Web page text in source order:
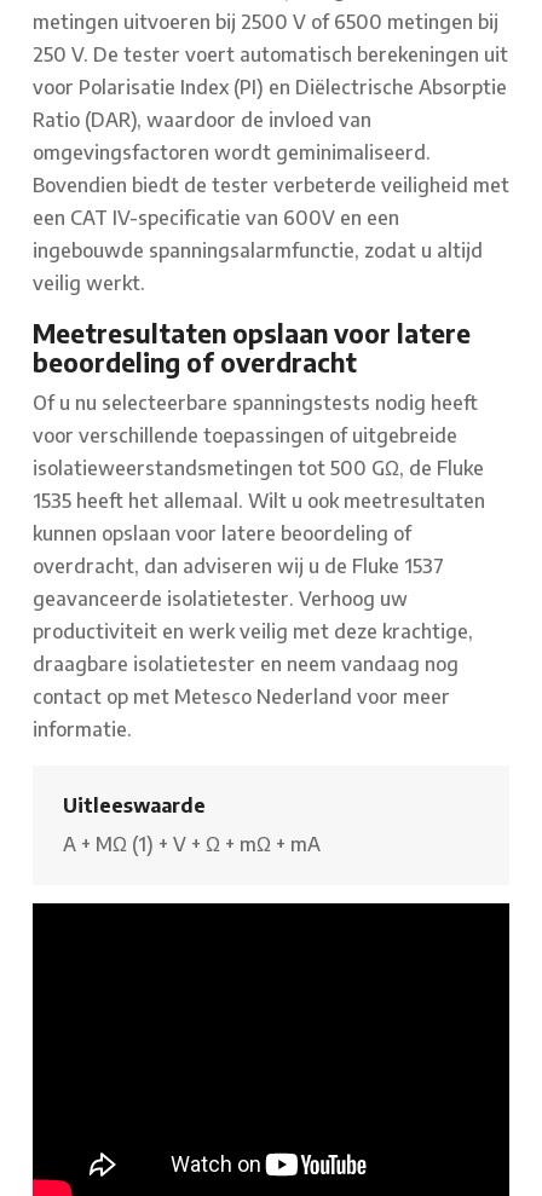
metingen uitvoeren bij 2500 V of 6500 metingen bij
250 V. De tester voert automatisch berekeningen uit
voor Polarisatie Index (PI) en Diëlectrische Absorptie
Ratio (DAR), waardoor de invloed van
omgevingsfactoren wordt geminimaliseerd.
Bovendien biedt de tester verbeterde veiligheid met
een CAT IV-specificatie van 600V en een
ingebouwde spanningsalarmfunctie, zodat u altijd
veilig werkt.
Meetresultaten opslaan voor latere
beoordeling of overdracht
Of u nu selecteerbare spanningstests nodig heeft
voor verschillende toepassingen of uitgebreide
isolatieweerstandsmetingen tot 500 GΩ, de Fluke
1535 heeft het allemaal. Wilt u ook meetresultaten
kunnen opslaan voor latere beoordeling of
overdracht, dan adviseren wij u de Fluke 1537
geavanceerde isolatietester. Verhoog uw
productiviteit en werk veilig met deze krachtige,
draagbare isolatietester en neem vandaag nog
contact op met Metesco Nederland voor meer
informatie.
Uitleeswaarde
A + MΩ (1) + V + Ω + mΩ + mA